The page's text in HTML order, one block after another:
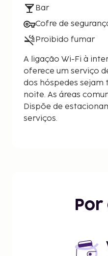
Bar
Cofre de
Proibido fumar
A ligação Wi-Fi à
oferece um serviço
dos hóspedes sejam
noite. As áreas
Dispõe de
serviços.
Por